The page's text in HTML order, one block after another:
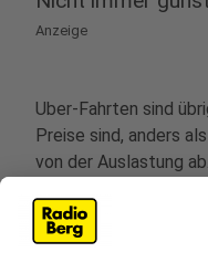
Anzeige
Uber-Fahrten sind
Preise sind, anders
von der Auslastung
der These der Taxi-
dem "Sterben" der